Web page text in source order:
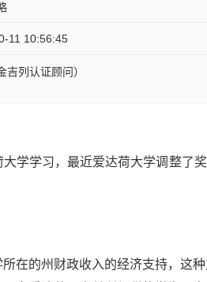
11 10:56:45
吉列认证顾问）
学学习，最近爱达荷大学调整了
在的州财政收入的经济支持，这